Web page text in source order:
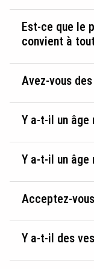
Est-ce que le
convient à
Avez-vous
Y a-t-il un âge
Y a-t-il un âge
Acceptez-
Y a-t-il des